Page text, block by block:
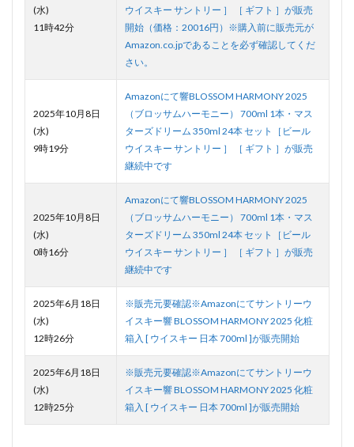
(水)
11時42分
ウイスキー サントリー ］ ［ ギフト ］が販売
開始（価格：20016円）※購入前に販売元が
Amazon.co.jpであることを必ず確認してくだ
さい。
2025年10月8日
(水)
9時19分
Amazonにて響BLOSSOM HARMONY 2025
（ブロッサムハーモニー） 700ml 1本・マス
ターズドリーム 350ml 24本 セット［ビール
ウイスキー サントリー ］ ［ ギフト ］が販売
継続中です
2025年10月8日
(水)
0時16分
Amazonにて響BLOSSOM HARMONY 2025
（ブロッサムハーモニー） 700ml 1本・マス
ターズドリーム 350ml 24本 セット［ビール
ウイスキー サントリー ］ ［ ギフト ］が販売
継続中です
2025年6月18日
(水)
12時26分
※販売元要確認※Amazonにてサントリーウ
イスキー響 BLOSSOM HARMONY 2025 化粧
箱入 [ ウイスキー 日本 700ml ]が販売開始
2025年6月18日
(水)
12時25分
※販売元要確認※Amazonにてサントリーウ
イスキー響 BLOSSOM HARMONY 2025 化粧
箱入 [ ウイスキー 日本 700ml ]が販売開始